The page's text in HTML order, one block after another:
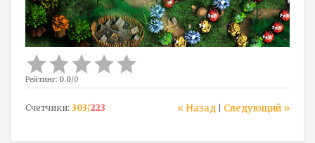
Рейтинг: 0.0/0
« Назад Следующий »
Счетчики: 303/223